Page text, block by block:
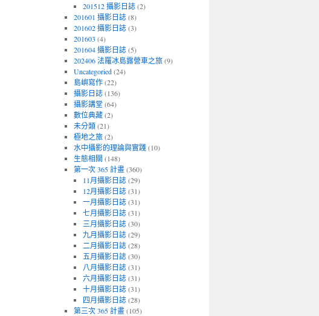
201512 攝影日誌(2)
201601 攝影日誌(8)
201602 攝影日誌(3)
201603 (4)
201604 攝影日誌(5)
202406 法羅冰島露營車之旅(9)
Uncategoried(24)
島嶼寫作(22)
攝影日誌(136)
攝影講堂(64)
數位典藏(2)
未分類(21)
極地之旅(2)
水中攝影的理論與實踐(10)
生態相關 (148)
第一次 365 計畫(360)
11月攝影日誌(29)
12月攝影日誌(31)
一月攝影日誌(31)
七月攝影日誌(31)
三月攝影日誌(30)
九月攝影日誌(29)
二月攝影日誌(28)
五月攝影日誌(30)
八月攝影日誌(31)
六月攝影日誌(31)
十月攝影日誌(31)
四月攝影日誌(28)
第三次 365 計畫(105)